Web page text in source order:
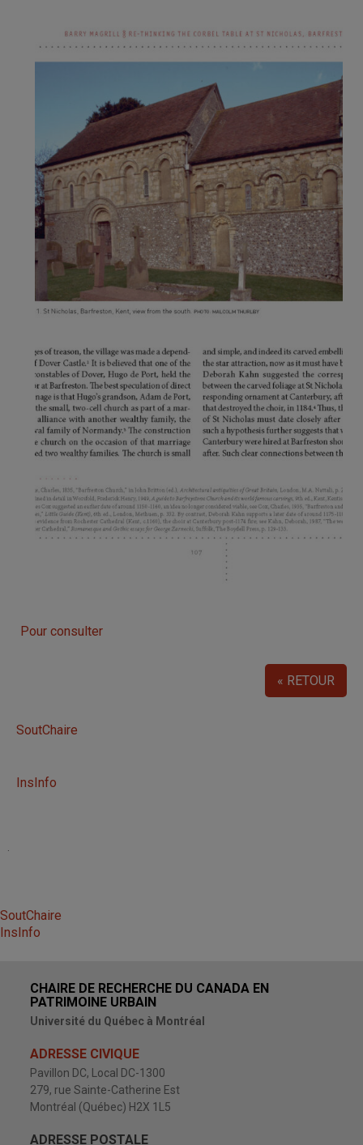
Pour consulter
« RETOUR
SoutChaire
InsInfo
SoutChaire
InsInfo
CHAIRE DE RECHERCHE DU CANADA EN
PATRIMOINE URBAIN
Université du Québec à Montréal
ADRESSE CIVIQUE
Pavillon DC, Local DC-1300
279, rue Sainte-Catherine Est
Montréal (Québec) H2X 1L5
ADRESSE POSTALE